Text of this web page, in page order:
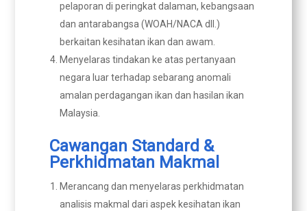
pelaporan di peringkat dalaman, kebangsaan
dan antarabangsa (WOAH/NACA dll.)
berkaitan kesihatan ikan dan awam.
Menyelaras tindakan ke atas pertanyaan
negara luar terhadap sebarang anomali
amalan perdagangan ikan dan hasilan ikan
Malaysia.
Cawangan Standard &
Perkhidmatan Makmal
Merancang dan menyelaras perkhidmatan
analisis makmal dari aspek kesihatan ikan